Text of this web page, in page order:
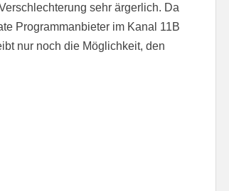
sehr ärgerlich. Da
Programmanbieter im Kanal 11B
nur noch die Möglichkeit, den